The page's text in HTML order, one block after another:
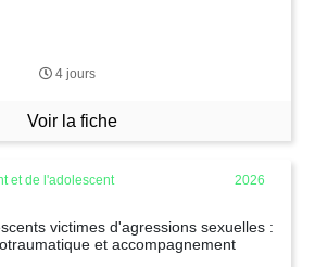
4 jours
Voir la fiche
et de l'adolescent 2026
victimes d'agressions sexuelles :
et accompagnement